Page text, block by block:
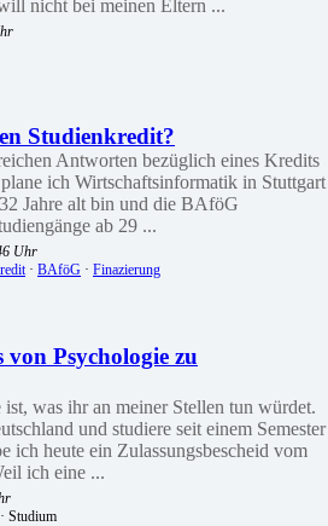
nicht bei meinen Eltern ...
Studienkredit?
Antworten bezüglich eines Kredits
ich Wirtschaftsinformatik in Stuttgart
Jahre alt bin und die BAföG
ab 29 ...
Uhr
· BAföG · Finazierung
von Psychologie zu
was ihr an meiner Stellen tun würdet.
und studiere seit einem Semester
ich heute ein Zulassungsbescheid vom
ich eine ...
· Studium